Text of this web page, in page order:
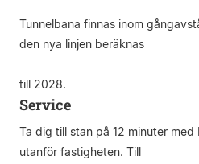
Tunnelbana finnas inom
den nya linjen beräknas
till 2028.
Service
Ta dig till stan på 12 minuter med
utanför fastigheten. Till